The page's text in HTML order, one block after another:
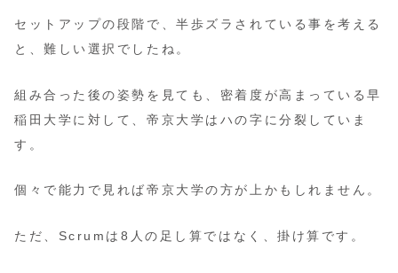
セットアップの段階で、半歩ズラされている事を考える
と、難しい選択でしたね。
組み合った後の姿勢を見ても、密着度が高まっている早
稲田大学に対して、帝京大学はハの字に分裂していま
す。
個々で能力で見れば帝京大学の方が上かもしれません。
ただ、Scrumは8人の足し算ではなく、掛け算です。